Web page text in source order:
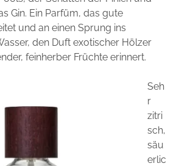
Gin. Ein Parfüm, das gute
und an einen Sprung ins
den Duft exotischer Hölzer
feinherber Früchte erinnert.
Seh
r
zitri
sch,
säu
erlic